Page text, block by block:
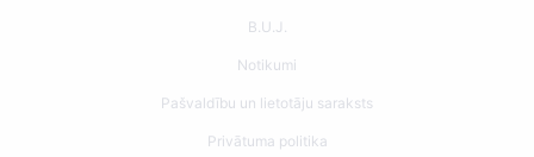
B.U.J.
Notikumi
Pašvaldību un lietotāju saraksts
Privātuma politika